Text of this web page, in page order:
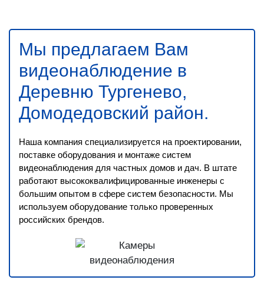
Мы предлагаем Вам
видеонаблюдение в
Деревню Тургенево,
Домодедовский район.
Наша компания специализируется на проектировании,
поставке оборудования и монтаже систем
видеонаблюдения для частных домов и дач. В штате
работают высококвалифицированные инженеры с
большим опытом в сфере систем безопасности. Мы
используем оборудование только проверенных
российских брендов.